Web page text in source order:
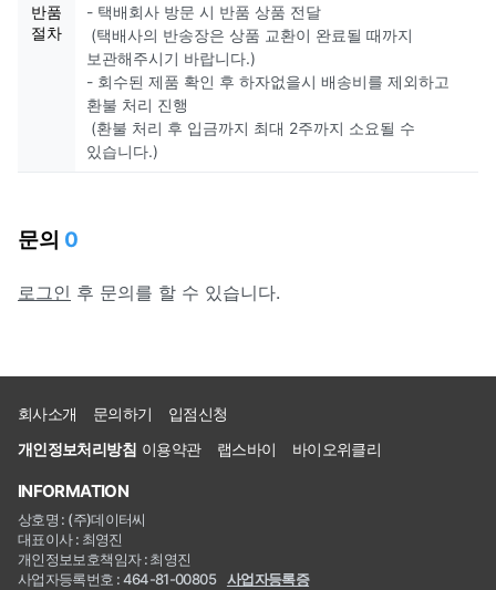
반품
절차
- 택배회사 방문 시 반품 상품 전달
(택배사의 반송장은 상품 교환이 완료될 때까지
보관해주시기 바랍니다.)
- 회수된 제품 확인 후 하자없을시 배송비를 제외하고
환불 처리 진행
(환불 처리 후 입금까지 최대 2주까지 소요될 수
있습니다.)
문의 0
로그인 후 문의를 할 수 있습니다.
회사소개 문의하기
입점신청
개인정보처리방침 이용약관 랩스바이 바이오위클리
INFORMATION
상호명 : (주)데이터씨
대표이사 : 최영진
개인정보보호책임자 : 최영진
사업자등록번호 : 464-81-00805
사업자등록증